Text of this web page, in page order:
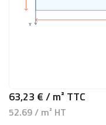
Y
63,23 €/ m² TTC
52.69 / m² HT